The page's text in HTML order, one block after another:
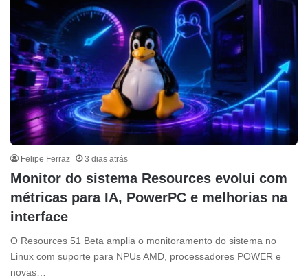
Felipe Ferraz 3 dias atrás
Monitor do sistema Resources evolui com
métricas para IA, PowerPC e melhorias na
interface
O Resources 51 Beta amplia o monitoramento do sistema no
Linux com suporte para NPUs AMD, processadores POWER e
novas…